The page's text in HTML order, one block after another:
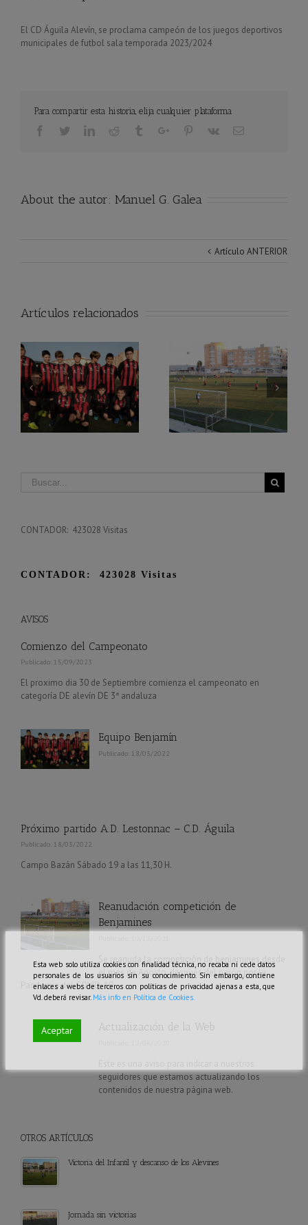
El CD Águila Alevín, se proclama campeón de los juegos deportivos
municipales de futbol sala temporada 2023/2024
Para compartir esta historia, elija cualquier plataforma
FacebookTwitterLinkedinReddit TumblrGoogle+Pinterest
Vk Email
About the autor: Manuel G. Galea
Artículo ANTERIOR
Artículos relacionados
Reanudación
competición de
Benjamines
Doble victoria
CONTADOR: 423028 Visitas
CONTADOR: 423028 Visitas
AVISOS
Comienzo del Campeonato
Publicado: 15/09/2023
El proximo dia 30 de Septiembre comienza el campeonato en
categoría DE alevín DE 3ª andaluza
Equipo Benjamín
Publicado: 18/03/2022
Próximo partido A.D. Lestonnac – C.D. Águila
Publicado: 18/03/2022
Campo Bazán Sábado 19 a las 11,30 H.
Reanudación competición de
Benjamines
Se reanuda la competición de benjamines desde
el mes de Agosto, después del parón por la
Pandemia del COVID-19.
Actualización de la Web
seguidores que estamos actualizando los
contenidos de nuestra página web.
OTROS ARTÍCULOS
Victoria del Infantil y descanso de los Alevines
Jornada sin victorias
Esta web solo utiliza cookies con finalidad técnica, no recaba ni cede datos
personales de los usuarios sin su conocimiento. Sin embargo, contiene
enlaces a webs de terceros con políticas de privacidad ajenas a esta, que
Vd. deberá revisar. Más info en Política de Cookies.
Aceptar